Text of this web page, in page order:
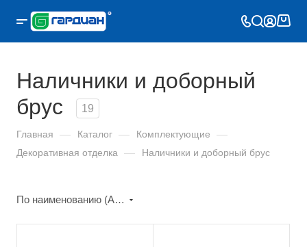
Наличники и доборный
брус
19
Главная — Каталог — Комплектующие —
Декоративная отделка — Наличники и доборный брус
По наименованию (А-Я)